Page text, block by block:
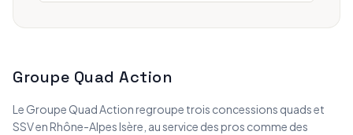
Groupe Quad Action
Le Groupe Quad Action regroupe trois concessions quads et
SSV en Rhône-Alpes Isère, au service des pros comme des